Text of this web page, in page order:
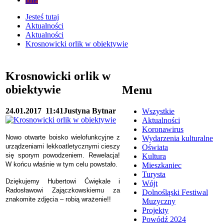
Jesteś tutaj
Aktualności
Aktualności
Krosnowicki orlik w obiektywie
Krosnowicki orlik w
obiektywie
24.01.2017 11:41Justyna Bytnar
Nowo otwarte boisko wielofunkcyjne z
urządzeniami lekkoatletycznymi cieszy
się sporym powodzeniem. Rewelacja!
W końcu właśnie w tym celu powstało.
Dziękujemy Hubertowi Ćwiękale i
Radosławowi Zajączkowskiemu za
znakomite zdjęcia – robią wrażenie!!
Menu
Wszystkie
Aktualności
Koronawirus
Wydarzenia kulturalne
Oświata
Kultura
Mieszkaniec
Turysta
Wójt
Dolnośląski Festiwal
Muzyczny
Projekty
Powódź 2024